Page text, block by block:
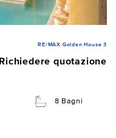
RE/MAX Golden House 3
Richiedere quotazione
8 Bagni